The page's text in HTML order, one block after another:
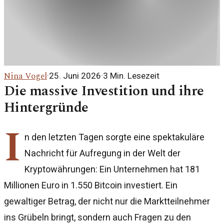
Nina Vogel·25. Juni 2026·3 Min. Lesezeit
Die massive Investition und ihre
Hintergründe
I n den letzten Tagen sorgte eine spektakuläre
Nachricht für Aufregung in der Welt der
Kryptowährungen: Ein Unternehmen hat 181
Millionen Euro in 1.550 Bitcoin investiert. Ein
gewaltiger Betrag, der nicht nur die Marktteilnehmer
ins Grübeln bringt, sondern auch Fragen zu den